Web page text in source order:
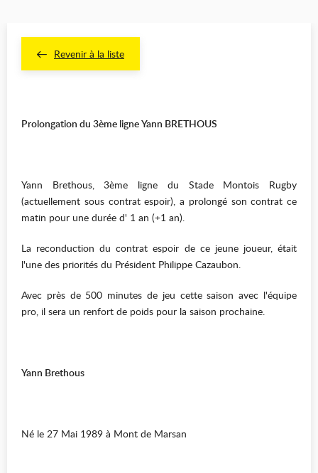
Revenir à la liste
Prolongation du 3ème ligne Yann BRETHOUS
Yann Brethous, 3ème ligne du Stade Montois Rugby
(actuellement sous contrat espoir), a prolongé son contrat ce
matin pour une durée d' 1 an (+1 an).
La reconduction du contrat espoir de ce jeune joueur, était
l'une des priorités du Président Philippe Cazaubon.
Avec près de 500 minutes de jeu cette saison avec l'équipe
pro, il sera un renfort de poids pour la saison prochaine.
Yann Brethous
Né le 27 Mai 1989 à Mont de Marsan